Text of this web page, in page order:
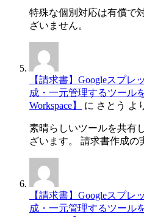
特殊な個別対応は有償で
ざいません。
【請求書】Googleスプ
成・一元管理するツール
Workspace】
に さとう よ
素晴らしいツールを共有
ざいます。 請求書作成
【請求書】Googleスプ
成・一元管理するツール